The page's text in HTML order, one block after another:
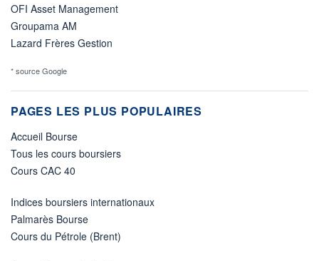
OFI Asset Management
Groupama AM
Lazard Frères Gestion
* source Google
PAGES LES PLUS POPULAIRES
Accueil Bourse
Tous les cours boursiers
Cours CAC 40
Indices boursiers internationaux
Palmarès Bourse
Cours du Pétrole (Brent)